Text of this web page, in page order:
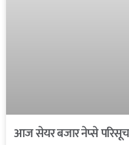
आज सेयर बजार नेप्से